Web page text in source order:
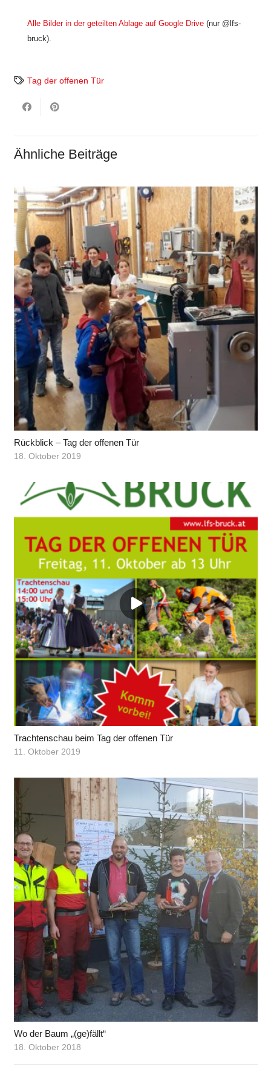
Alle Bilder in der geteilten Ablage auf Google Drive (nur @lfs-
bruck).
Tag der offenen Tür
Ähnliche Beiträge
Rückblick – Tag der offenen Tür
18. Oktober 2019
Trachtenschau beim Tag der offenen Tür
11. Oktober 2019
Wo der Baum „(ge)fällt“
18. Oktober 2018